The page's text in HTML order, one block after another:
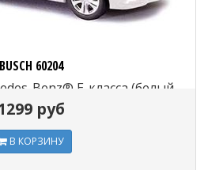
BUSCH 60204
Benz® E-класса (белый
для сборки), 1:87
руб
В КОРЗИНУ